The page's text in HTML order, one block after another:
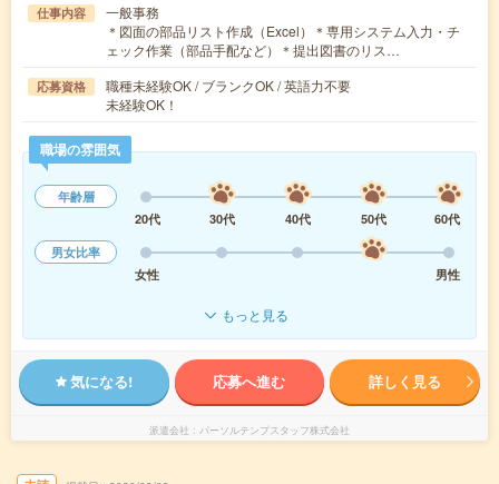
仕事内容
一般事務
＊図面の部品リスト作成（Excel）＊専用システム入力・チ
ェック作業（部品手配など）＊提出図書のリス…
応募資格
職種未経験OK / ブランクOK / 英語力不要
未経験OK！
職場の雰囲気
年齢層
20代
30代 40代 50代
60代
男女比率
女性
男性
もっと見る
気になる! 応募へ進む 詳しく見る
派遣会社 パーソルテンプスタッフ株式会社